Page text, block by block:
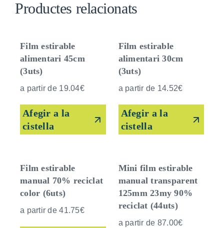
Productes relacionats
Film estirable
alimentari 45cm
(3uts)
a partir de 19.04€
Afegir a la
cistella
Film estirable
alimentari 30cm
(3uts)
a partir de 14.52€
Afegir a la
cistella
Film estirable
manual 70% reciclat
color (6uts)
a partir de41.75€
Mini film estirable
manual transparent
125mm 23my 90%
reciclat (44uts)
a partir de 87.00€